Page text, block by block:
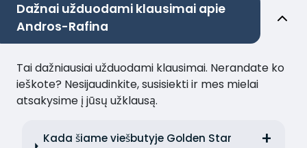
Dažnai užduodami klausimai apie
Andros-Rafina
Tai dažniausiai užduodami klausimai. Nerandate ko
ieškote? Nesijaudinkite, susisiekti ir mes mielai
atsakysime į jūsų užklausą.
Kada šiame viešbutyje Golden Star